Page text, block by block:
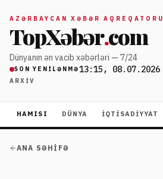
AZƏRBAYCAN XƏBƏR AQREQATORU
TopXəbər.com
Dünyanın ən vacib xəbərləri — 7/24
SON YENILƏNMƏ13:15, 08.07.2026
ARXIV
HAMISI DÜNYA İQTISADIYYAT
ANA SƏHIFƏ